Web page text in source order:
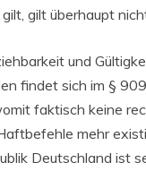
gilt überhaupt
und
findet sich im §
faktisch keine
mehr
Deutschland ist